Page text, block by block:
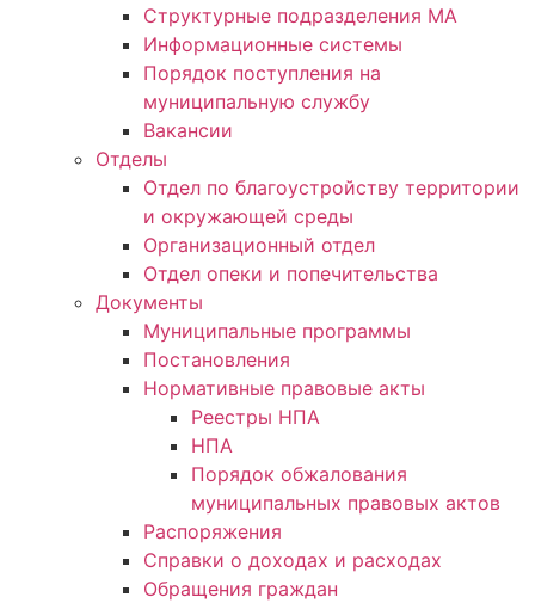
Структурные подразделения МА
Информационные системы
Порядок поступления на
муниципальную службу
Вакансии
Отделы
Отдел по благоустройству территории
и окружающей среды
Организационный отдел
Отдел опеки и попечительства
Документы
Муниципальные программы
Постановления
Нормативные правовые акты
Реестры НПА
НПА
Порядок обжалования
муниципальных правовых актов
Распоряжения
Справки о доходах и расходах
Обращения граждан